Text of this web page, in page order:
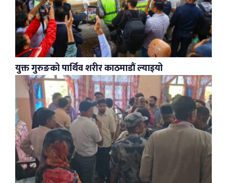
युक्त गुरुङको पार्थिव शरीर काठमाडौं ल्याइयो